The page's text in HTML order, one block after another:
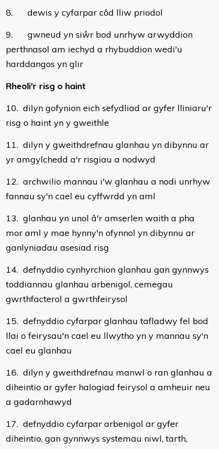
8. dewis y cyfarpar côd lliw priodol
9. gwneud yn siŵr bod unrhyw arwyddion
perthnasol am iechyd a rhybuddion wedi'u
harddangos yn glir
Rheoli'r risg o haint
10. dilyn gofynion eich sefydliad ar gyfer lliniaru'r
risg o haint yn y gweithle
11. dilyn y gweithdrefnau glanhau yn dibynnu ar
yr amgylchedd a'r risgiau a nodwyd
12. archwilio mannau i'w glanhau a nodi unrhyw
fannau sy'n cael eu cyffwrdd yn aml
13. glanhau yn unol â'r amserlen waith a pha
mor aml y mae hynny'n ofynnol yn dibynnu ar
ganlyniadau asesiad risg
14. defnyddio cynhyrchion glanhau gan gynnwys
toddiannau glanhau arbenigol, cemegau
gwrthfacterol a gwrthfeirysol
15. defnyddio cyfarpar glanhau tafladwy fel bod
llai o feirysau'n cael eu llwytho yn y mannau sy'n
cael eu glanhau
16. dilyn y gweithdrefnau manwl o ran glanhau a
diheintio ar gyfer halogiad feirysol a amheuir neu
a gadarnhawyd
17. defnyddio cyfarpar arbenigol ar gyfer
diheintio, gan gynnwys systemau niwl, tarth,